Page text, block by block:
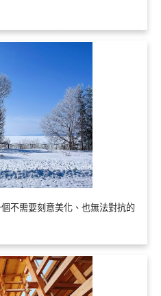
不需要刻意美化、也無法對抗的